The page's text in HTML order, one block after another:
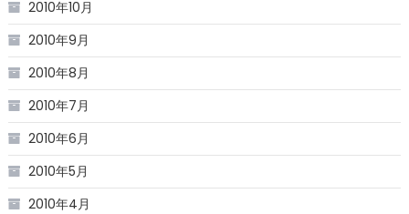
2010年10月
2010年9月
2010年8月
2010年7月
2010年6月
2010年5月
2010年4月